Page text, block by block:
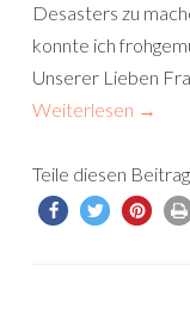
Desasters zu
konnte ich
Unserer Lieben
Weiterlesen →
Teile diesen